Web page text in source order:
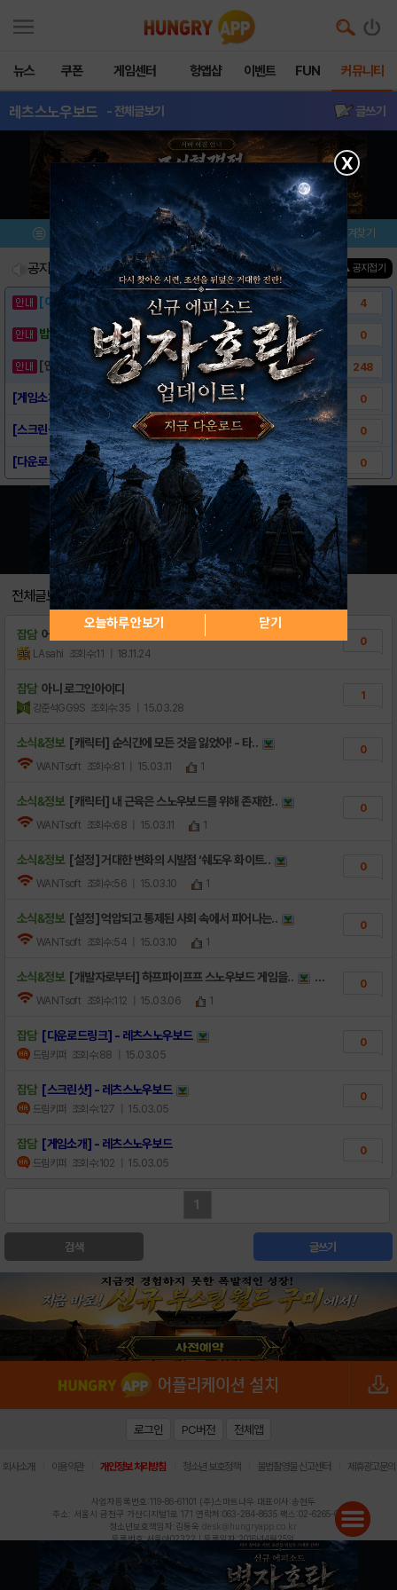
뉴스 쿠폰 게임센터 헝앱샵 이벤트 FUN 커뮤니티
레츠스노우보드 - 전체글보기 글쓰기
메뉴 이벤트/미션 설치/평가 즐겨찾기
공지사항 진행중인 이벤트0건 ▲ 공지접기
[이벤트] 웃음으로 매일매일 해피! 유머 게시.. 4
밥알이의 헝앱통신 ⑲ “밥알이, 드디어 멀티를.. 0
[안내] 헝그리앱 필수 상식! 밥알 획득 안내.. 248
[게임소개] - 레츠스노우보드 0
[스크린샷] - 레츠스노우보드 0
[다운로드링크] - 레츠스노우보드 0
전체글보기
잡담 어서오세요
LAsahi 조회수:11 | 18.11.24
0
잡담 아니 로그인아이디
강준석GG9S 조회수:35 | 15.03.28
1
소식&정보 [캐릭터] 순식간에 모든 것을 잃었어! - 타..
WANTsoft 조회수:81 | 15.03.11 1
0
소식&정보 [캐릭터] 내 근육은 스노우보드를 위해 존재한..
WANTsoft 조회수:68 | 15.03.11 1
0
소식&정보 [설정] 거대한 변화의 시발점 ‘쉐도우 화이트..
WANTsoft 조회수:56 | 15.03.10 1
0
소식&정보 [설정] 억압되고 통제된 사회 속에서 피어나는..
WANTsoft 조회수:54 | 15.03.10 1
0
소식&정보 [개발자로부터] 하프파이프프 스노우보드 게임을..
WANTsoft 조회수:112 | 15.03.06 1
0
잡담 [다운로드링크] - 레츠스노우보드
드림키퍼 조회수:88 | 15.03.05
0
잡담 [스크린샷] - 레츠스노우보드
드림키퍼 조회수:127 | 15.03.05
0
잡담 [게임소개] - 레츠스노우보드
드림키퍼 조회수:102 | 15.03.05
0
1
검색 글쓰기
X
오늘하루 안보기 닫기
로그인 PC버전 전체앱
회사소개 이용약관 개인정보 처리방침 청소년 보호정책 불법촬영물 신고센터 제휴광고문의
사업자등록번호:119-86-61101 (주)스마트나우 대표이사:송현두
주소: 서울시 금천구 가산디지털1로 171 연락처:063-284-8635 팩스:02-6265-0377
청소년보호책임자:김동욱 desk@hungryapp.co.kr
등록번호:서울아02322 | 등록일자:2016년4월25일
발행인:(주)스마트나우 송현두 | 편집인:김동욱
헝그리앱의 콘텐츠 및 기사는 저작권법의 보호를 받으므로, 무단 전재, 복사, 배포 등을 금합니다.